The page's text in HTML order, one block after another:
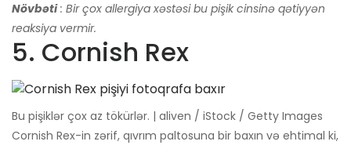
Növbəti: Bir çox allergiya xəstəsi bu pişik cinsinə qətiyyən
reaksiya vermir.
5. Cornish Rex
Bu pişiklər çox az tökürlər. | aliven / iStock / Getty Images
Cornish Rex-in zərif, qıvrım paltosuna bir baxın və ehtimal ki,